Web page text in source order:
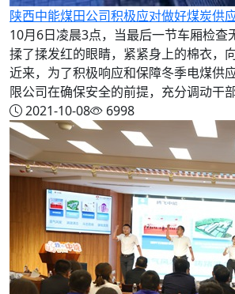
陕西中能煤田公司积极应对做好煤炭供
10月6日凌晨3点，当最后一节车厢检查
揉了揉发红的眼睛，紧紧身上的棉衣，
近来，为了积极响应和保障冬季电煤供
限公司在确保安全的前提，充分调动干
2021-10-08
6998